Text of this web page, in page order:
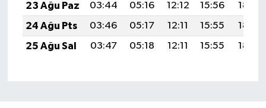
23 Ağu Paz
03:44 05:16 12:12 15:56
18:57
24 Ağu Pts
03:46 05:17 12:11 15:55
18:56
25 Ağu Sal
03:47 05:18 12:11 15:55 18:54